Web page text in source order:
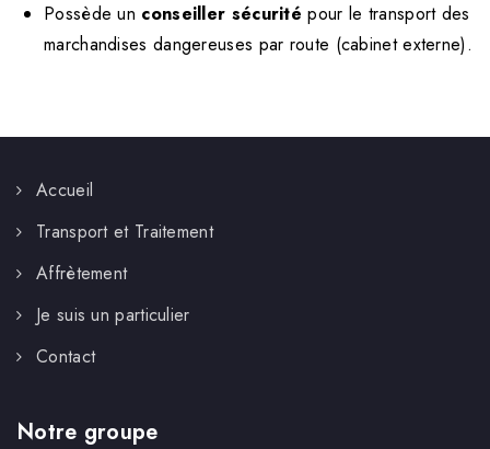
Possède un conseiller sécurité pour le transport des
marchandises dangereuses par route (cabinet externe).
Accueil
Transport et Traitement
Affrètement
Je suis un particulier
Contact
Notre groupe